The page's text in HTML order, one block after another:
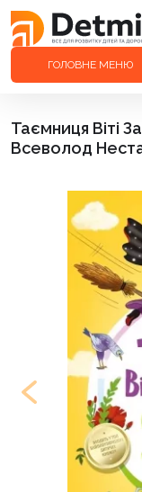
ГОЛОВНЕ МЕНЮ
Таємниця Віті
Всеволод